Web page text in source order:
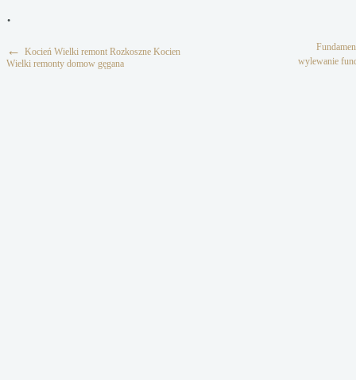
.
← Kocień Wielki remont Rozkoszne Kocien
Wielki remonty domow gęgana
wylewanie